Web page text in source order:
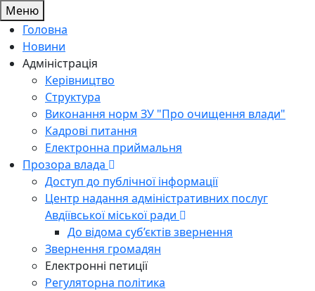
Меню
Головна
Новини
Адміністрація
Керівництво
Структура
Виконання норм ЗУ "Про очищення влади"
Кадрові питання
Електронна приймальня
Прозора влада
Доступ до публічної інформації
Центр надання адміністративних послуг
Авдіївської міської ради
До відома суб’єктів звернення
Звернення громадян
Електронні петиції
Регуляторна політика